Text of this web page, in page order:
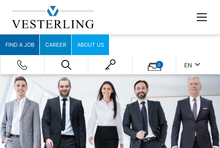
FIND A JOB CAREER ABOUT US
0 EN